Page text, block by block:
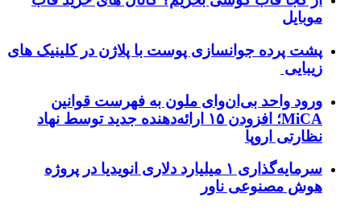
موبایل
پشت پرده جوانسازی پوست با پلاژن در کلینیک های
زیبایی
ورود واحد بی‌ان‌وای ملون به فهرست قوانین
MiCA؛ افزودن ۱۵ ارائه‌دهنده جدید توسط نهاد
نظارتی اروپا
سرمایه‌گذاری ۱ میلیارد دلاری انویدیا در پروژه
هوش مصنوعی ناور